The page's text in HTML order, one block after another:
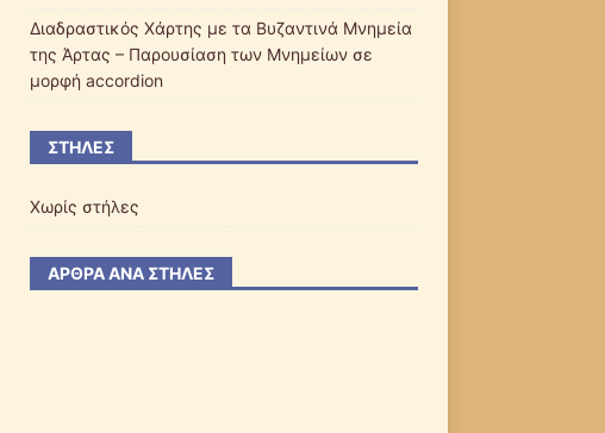
Διαδραστικός Χάρτης με τα Βυζαντινά Μνημεία
της Άρτας – Παρουσίαση των Μνημείων σε
μορφή accordion
ΣΤΉΛΕΣ
Χωρίς στήλες
ΆΡΘΡΑ ΑΝΆ ΣΤΉΛΕΣ